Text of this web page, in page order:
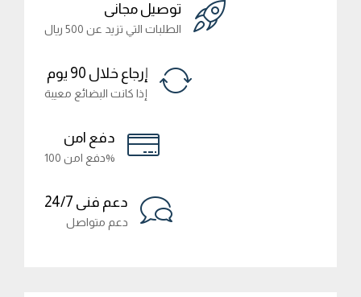
توصيل مجانى
الطلبات التي تزيد عن 500 ريال
إرجاع خلال 90 يوم
إذا كانت البضائع معيبة
دفع امن
دفع امن 100%
دعم فنى 24/7
دعم متواصل